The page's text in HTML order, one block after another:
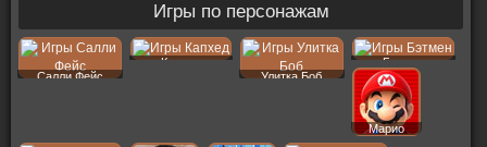
Игры по персонажам
Салли Фейс
Капхед
Улитка Боб
Бэтмен
Марио